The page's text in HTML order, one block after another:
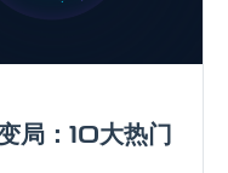
局：10大热门